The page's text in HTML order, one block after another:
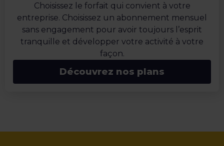
Choisissez le forfait qui convient à votre
entreprise. Choisissez un abonnement mensuel
sans engagement pour avoir toujours l’esprit
tranquille et développer votre activité à votre
façon.
Découvrez nos plans